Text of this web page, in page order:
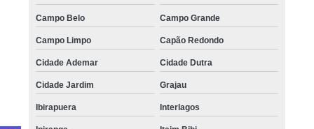
Campo Belo Campo Grande
Campo Limpo Capão Redondo
Cidade Ademar Cidade Dutra
Cidade Jardim Grajau
Ibirapuera Interlagos